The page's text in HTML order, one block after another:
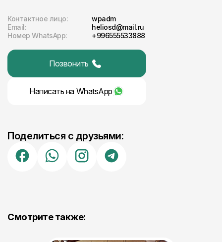
Контактное лицо:
wpadm
Email:
heliosd@mail.ru
Номер WhatsApp:
+996555533888
Позвонить
Написать на WhatsApp
Поделиться с друзьями:
Смотрите также: